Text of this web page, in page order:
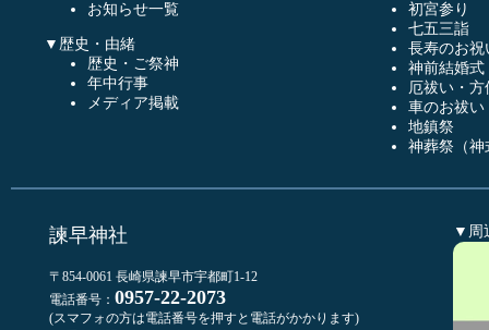
お知らせ一覧
▼歴史・由緒
歴史・ご祭神
年中行事
メディア掲載
初宮参り
七五三詣
長寿のお祝
神前結婚式
厄祓い・方
車のお祓い
地鎮祭
神葬祭（神
諫早神社
〒854-0061 長崎県諫早市宇都町1-12
電話番号： 0957-22-2073
(スマフォの方は電話番号を押すと電話がかかります)
▼周